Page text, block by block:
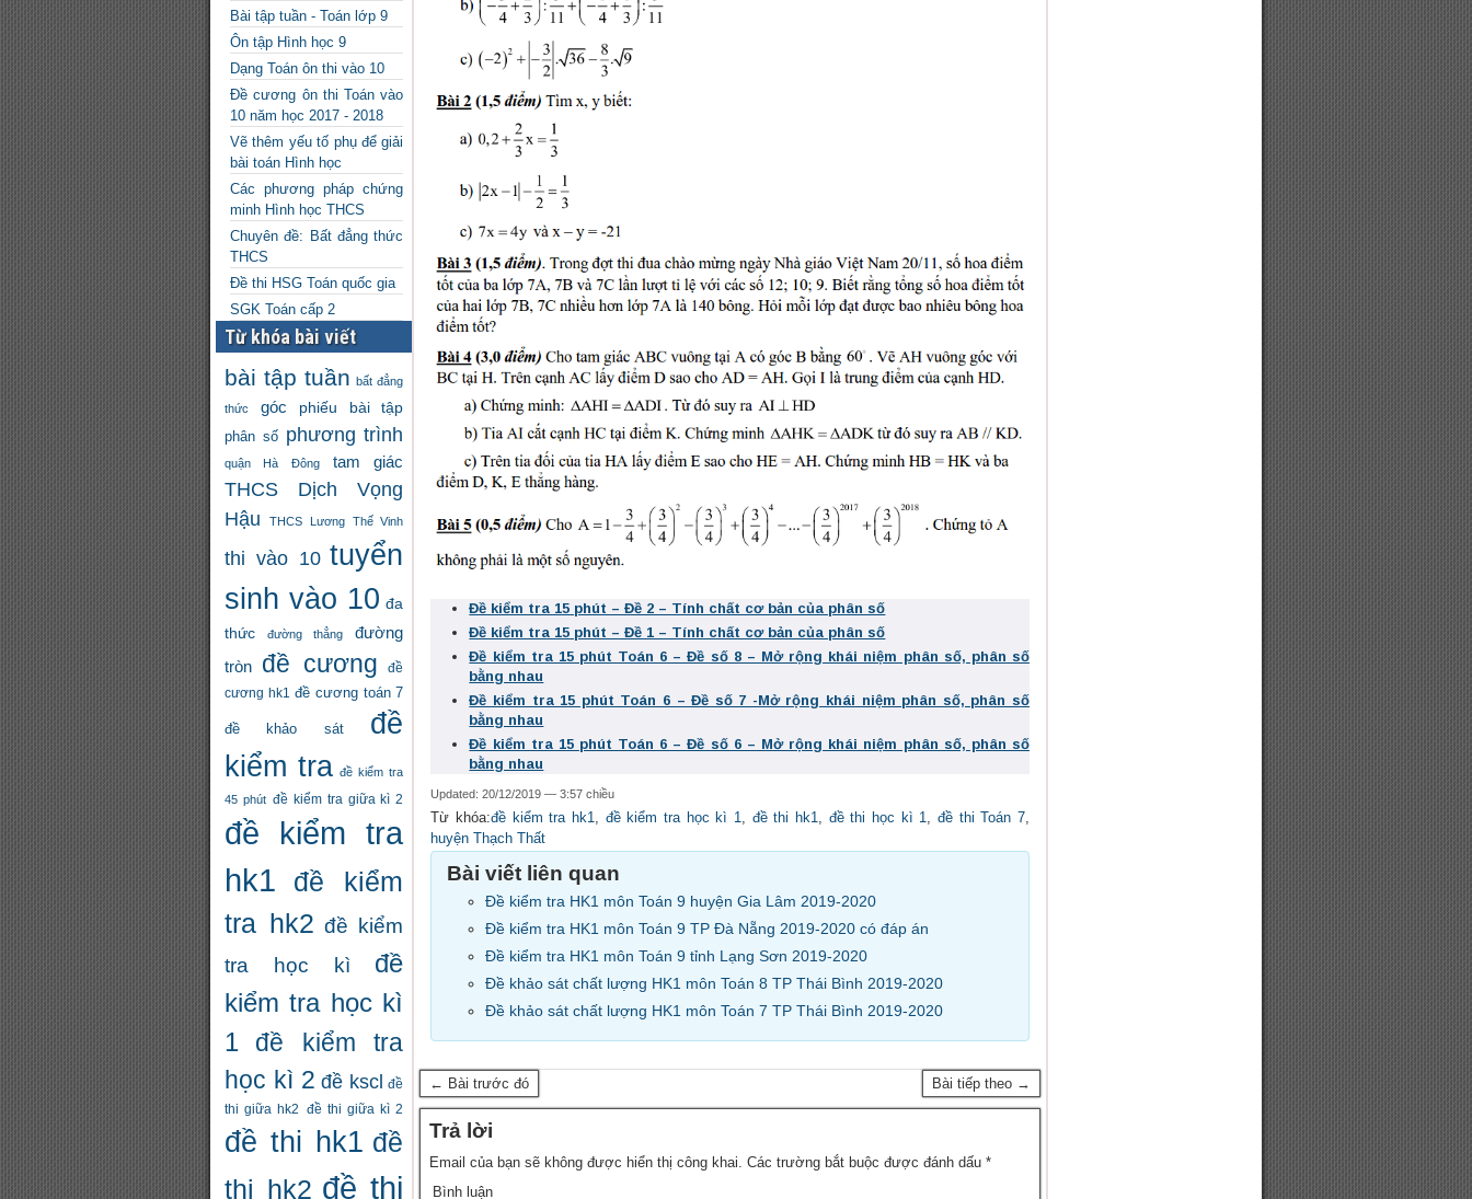
Bài tập tuần - Toán lớp 9
Ôn tập Hình học 9
Dạng Toán ôn thi vào 10
Đề cương ôn thi Toán vào
10 năm học 2017 - 2018
Vẽ thêm yếu tố phụ để giải
bài toán Hình học
Các phương pháp chứng
minh Hình học THCS
Chuyên đề: Bất đẳng thức
THCS
Đề thi HSG Toán quốc gia
SGK Toán cấp 2
Từ khóa bài viết
bài tập tuần bất đẳng
thức góc phiếu bài tập
phân số phương trình
quận Hà Đông tam giác
THCS Dịch Vọng
Hậu
THCS Lương Thế Vinh
thi vào 10 tuyển
sinh vào 10 đa
thức
đường thẳng
đường
tròn đề cương
đề
cương hk1
đề cương toán 7
đề khảo sát
đề
kiểm tra đề kiểm tra
45 phút đề kiểm tra giữa kì 2
đề kiểm tra
hk1
đề kiểm
tra hk2 đề kiểm
tra học kì
đề
kiểm tra học kì
1
đề kiểm tra
học kì 2 đề kscl đề
thi giữa hk2 đề thi giữa kì 2
đề thi hk1 đề
thi hk2 đề thi
Đề kiểm tra 15 phút – Đề 2 – Tính chất cơ bản của phân số
Đề kiểm tra 15 phút – Đề 1 – Tính chất cơ bản của phân số
Đề kiểm tra 15 phút Toán 6 – Đề số 8 – Mở rộng khái niệm phân số, phân số
bằng nhau
Đề kiểm tra 15 phút Toán 6 – Đề số 7 -Mở rộng khái niệm phân số, phân số
bằng nhau
Đề kiểm tra 15 phút Toán 6 – Đề số 6 – Mở rộng khái niệm phân số, phân số
bằng nhau
Updated: 20/12/2019 — 3:57 chiều
Từ khóa:đề kiểm tra hk1 đề kiểm tra học kì 1 đề thi hk1 đề thi học kì 1 ,đề thi Toán 7
huyện Thạch Thất
Bài viết liên quan
Đề kiểm tra HK1 môn Toán 9 huyện Gia Lâm 2019-2020
Đề kiểm tra HK1 môn Toán 9 TP Đà Nẵng 2019-2020 có đáp án
Đề kiểm tra HK1 môn Toán 9 tỉnh Lạng Sơn 2019-2020
Đề khảo sát chất lượng HK1 môn Toán 8 TP Thái Bình 2019-2020
Đề khảo sát chất lượng HK1 môn Toán 7 TP Thái Bình 2019-2020
← Bài trước đó Bài tiếp theo →
Trả lời
Email của bạn sẽ không được hiển thị công khai. Các trường bắt buộc được đánh dấu*
Bình luận